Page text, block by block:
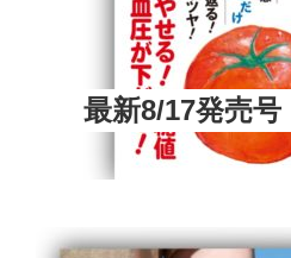
最新8/17発売号